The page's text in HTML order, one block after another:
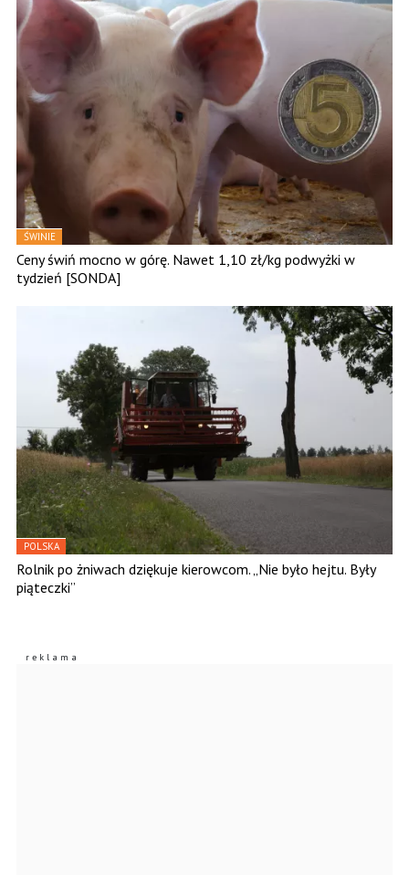
ŚWINIE
Ceny świń mocno w górę. Nawet 1,10 zł/kg podwyżki w
tydzień [SONDA]
POLSKA
Rolnik po żniwach dziękuje kierowcom. „Nie było hejtu. Były
piąteczki”